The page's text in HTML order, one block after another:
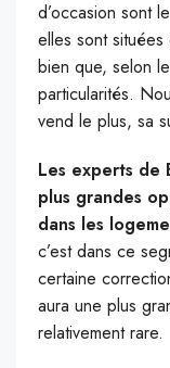
d’occasion sont
elles sont
bien que, selon
particularités.
vend le plus, sa
Les experts de
plus grandes
dans les
c’est dans ce
certaine
aura une plus
relativement rare.